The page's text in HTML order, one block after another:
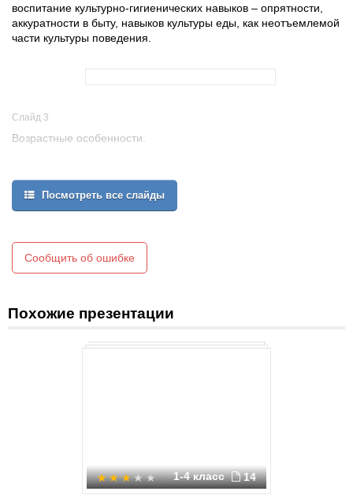
воспитание культурно-гигиенических навыков – опрятности,
аккуратности в быту, навыков культуры еды, как неотъемлемой
части культуры поведения.
Слайд 3
Возрастные особенности.
Игровая мотивация.
Эмоциональный настрой.
Посмотреть все слайды
Сообщить об ошибке
Похожие презентации
1-4 класс 14